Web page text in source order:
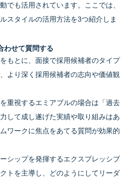
でも活用されています。ここでは、
スタイルの活用方法を3つ紹介しま
わせて質問する
もとに、面接で採用候補者のタイプ
より深く採用候補者の志向や価値観
重視するエミアブルの場合は「過去
して成し遂げた実績や取り組みはあ
ワークに焦点をあてる質問が効果的
シップを発揮するエクスプレッシブ
トを主導し、どのようにしてリーダ